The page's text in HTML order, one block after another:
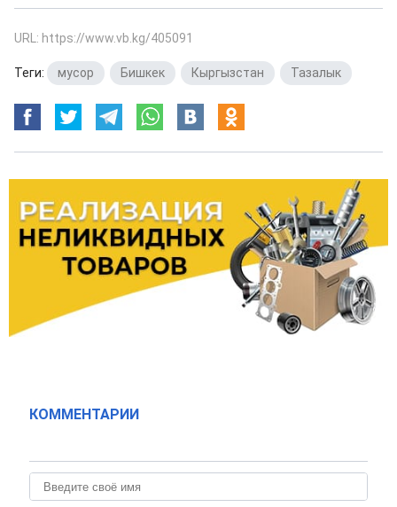
URL: https://www.vb.kg/405091
Теги: мусор Бишкек Кыргызстан Тазалык
КОММЕНТАРИИ